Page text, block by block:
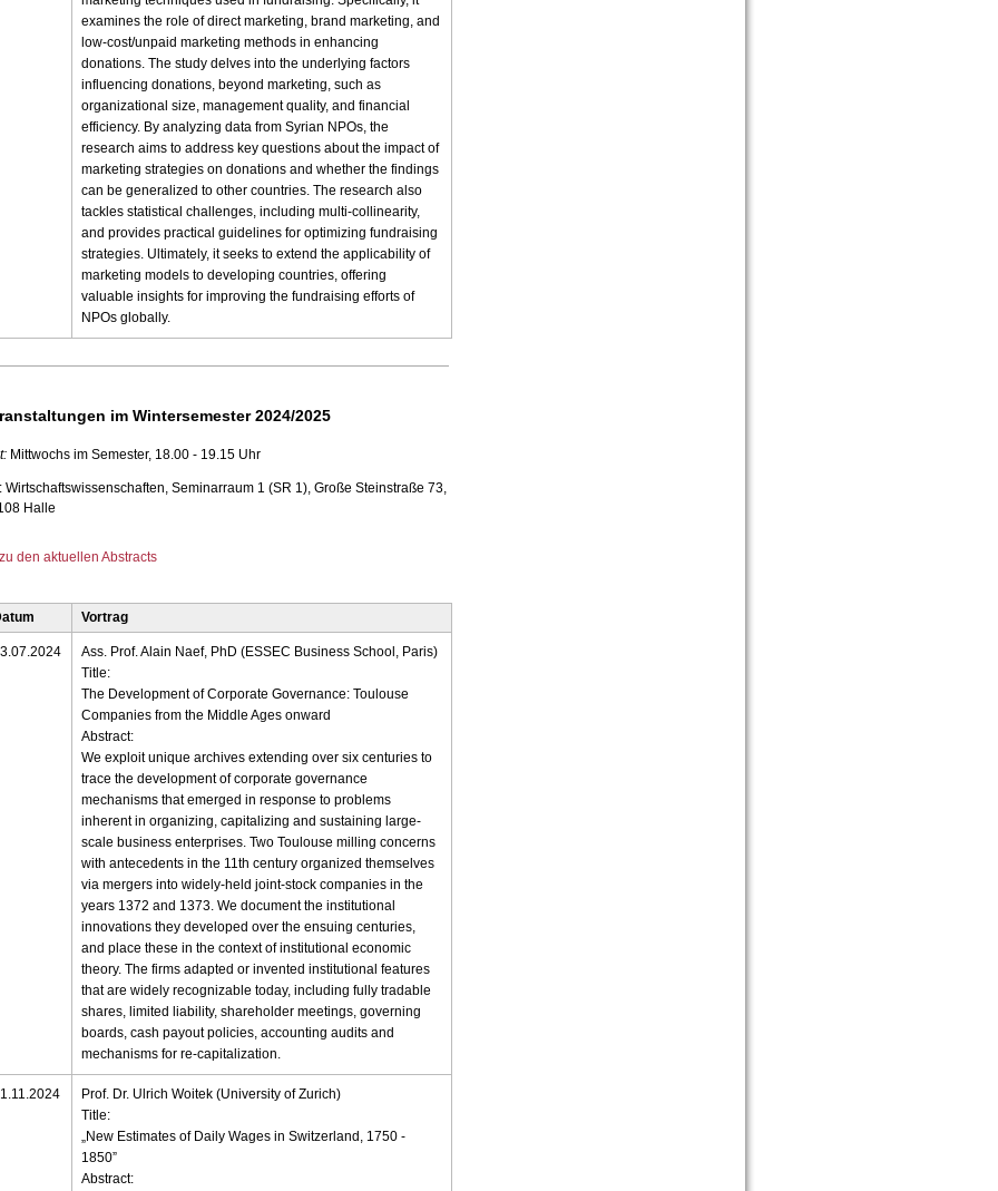
examines the role of direct marketing, brand marketing, and
low-cost/unpaid marketing methods in enhancing
donations. The study delves into the underlying factors
influencing donations, beyond marketing, such as
organizational size, management quality, and financial
efficiency. By analyzing data from Syrian NPOs, the
research aims to address key questions about the impact of
marketing strategies on donations and whether the findings
can be generalized to other countries. The research also
tackles statistical challenges, including multi-collinearity,
and provides practical guidelines for optimizing fundraising
strategies. Ultimately, it seeks to extend the applicability of
marketing models to developing countries, offering
valuable insights for improving the fundraising efforts of
NPOs globally.
im Wintersemester 2024/2025
Mittwochs im Semester, 18.00 - 19.15 Uhr
Wirtschaftswissenschaften, Seminarraum 1 (SR 1), Große Steinstraße 73,
Halle
den aktuellen Abstracts
Vortrag
Ass. Prof. Alain Naef, PhD (ESSEC Business School, Paris)
Title:
The Development of Corporate Governance: Toulouse
Companies from the Middle Ages onward
Abstract:
We exploit unique archives extending over six centuries to
trace the development of corporate governance
mechanisms that emerged in response to problems
inherent in organizing, capitalizing and sustaining large-
scale business enterprises. Two Toulouse milling concerns
with antecedents in the 11th century organized themselves
via mergers into widely-held joint-stock companies in the
years 1372 and 1373. We document the institutional
innovations they developed over the ensuing centuries,
and place these in the context of institutional economic
theory. The firms adapted or invented institutional features
that are widely recognizable today, including fully tradable
shares, limited liability, shareholder meetings, governing
boards, cash payout policies, accounting audits and
mechanisms for re-capitalization.
Prof. Dr. Ulrich Woitek (University of Zurich)
Title:
„New Estimates of Daily Wages in Switzerland, 1750 -
1850”
Abstract: